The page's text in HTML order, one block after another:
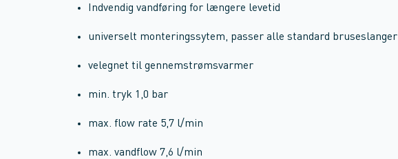
Indvendig vandføring for længere levetid
universelt monteringssytem, passer alle standard bruseslanger
velegnet til gennemstrømsvarmer
min. tryk 1,0 bar
max. flow rate 5,7 l/min
max. vandflow 7,6 l/min